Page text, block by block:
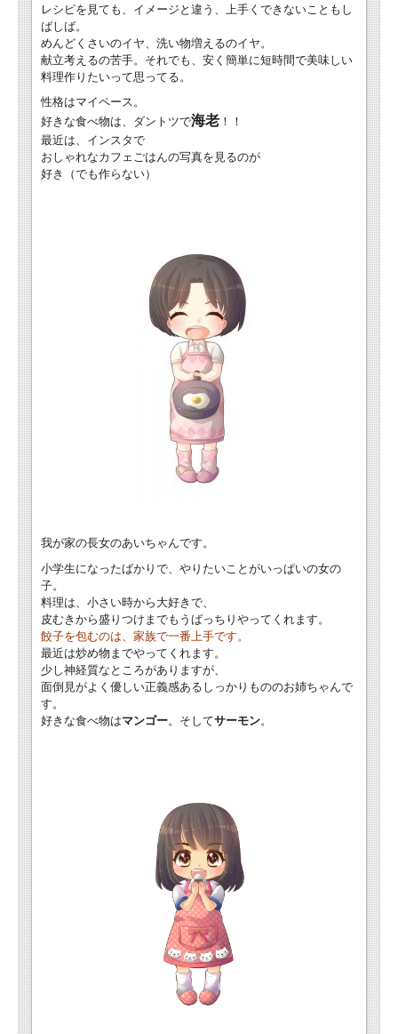
レシピを見ても、イメージと違う、上手くできないこともし
ばしば。
めんどくさいのイヤ、洗い物増えるのイヤ。
献立考えるの苦手。それでも、安く簡単に短時間で美味しい
料理作りたいって思ってる。
性格はマイペース。
好きな食べ物は、ダントツで海老 ！！
最近は、インスタで
おしゃれなカフェごはんの写真を見るのが
好き（でも作らない）
我が家の長女のあいちゃんです。
小学生になったばかりで、やりたいことがいっぱいの女の
子。
料理は、小さい時から大好きで、
皮むきから盛りつけまでもうばっちりやってくれます。
餃子を包むのは、家族で一番上手です。
最近は炒め物までやってくれます。
少し神経質なところがありますが、
面倒見がよく優しい正義感あるしっかりもののお姉ちゃんで
す。
好きな食べ物はマンゴー。そしてサーモン。